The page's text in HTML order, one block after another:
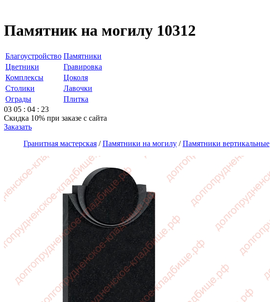
Памятник на могилу 10312
Благоустройство Памятники
Цветники
Гравировка
Комплексы
Цоколя
Столики
Лавочки
Ограды
Плитка
03 05 : 04 : 23
Скидка 10% при заказе с сайта
Заказать
Гранитная мастерская /Памятники на могилу /Памятники вертикальные